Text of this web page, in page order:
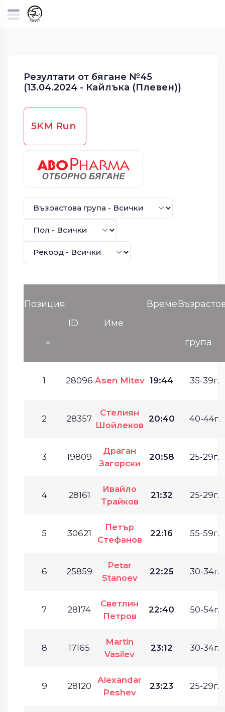
Резултати от бягане №45
(13.04.2024 - Кайлъка (Плевен))
5KM Run
Позиция
ID
Име
Време
група
1 28096 Asen Mitev 19:44 35-39г.
2 28357
Стелиян
Шойлеков
20:40 40-44г.
3 19809
Драган
Загорски
20:58 25-29г.
4 28161
Ивайло
Трайков
21:32 25-29г.
5 30621
Петър
Стефанов
22:16 55-59г.
6 25859
Petar
Stanoev
22:25 30-34г.
7 28174
Светлин
Петров
22:40 50-54г.
8 17165
Martin
Vasilev
23:12 30-34г.
9 28120
Alexandar
Peshev
23:23 25-29г.